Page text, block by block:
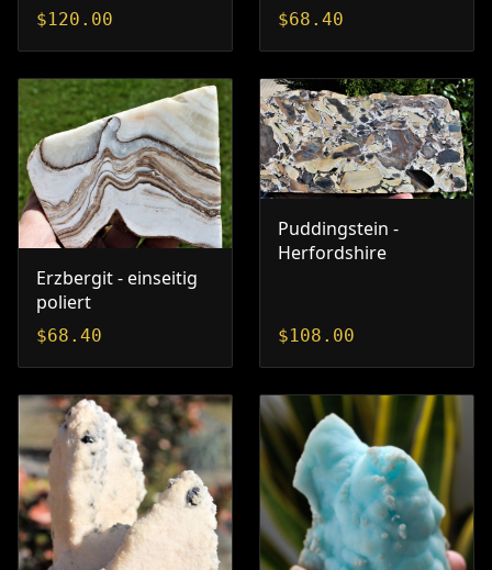
$120.00 $68.40
Erzbergit - einseitig
poliert
$68.40
Puddingstein -
Herfordshire
$108.00